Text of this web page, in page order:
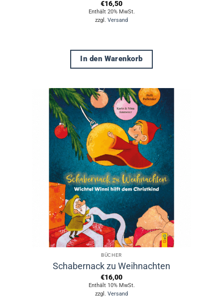
€16,50
Enthält 20% MwSt.
zzgl. Versand
In den Warenkorb
BÜCHER
Schabernack zu Weihnachten
€16,00
Enthält 10% MwSt.
zzgl. Versand